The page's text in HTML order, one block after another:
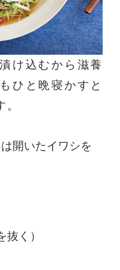
け込むから滋養
ひと晩寝かすと
開いたイワシを
く）